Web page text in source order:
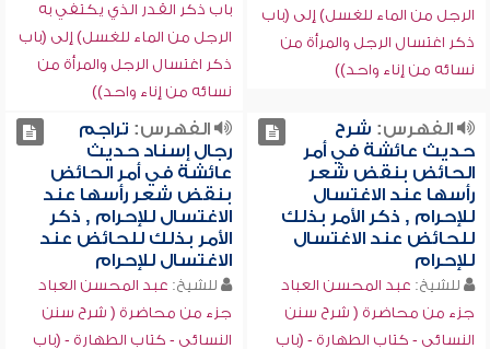
الرجل من الماء للغسل) إلى (باب
ذكر اغتسال الرجل والمرأة من
نسائه من إناء واحد))
باب ذكر القدر الذي يكتفي به
الرجل من الماء للغسل) إلى (باب
ذكر اغتسال الرجل والمرأة من
نسائه من إناء واحد))
الفهرس: شرح
حديث عائشة في أمر
الحائض بنقض شعر
رأسها عند الاغتسال
للإحرام , ذكر الأمر بذلك
للحائض عند الاغتسال
للإحرام
للشيخ: عبد المحسن العباد
جزء من محاضرة ( شرح سنن
النسائي - كتاب الطهارة - (باب
الفهرس: تراجم
رجال إسناد حديث
عائشة في أمر الحائض
بنقض شعر رأسها عند
الاغتسال للإحرام , ذكر
الأمر بذلك للحائض عند
الاغتسال للإحرام
للشيخ: عبد المحسن العباد
جزء من محاضرة ( شرح سنن
النسائي - كتاب الطهارة - (باب